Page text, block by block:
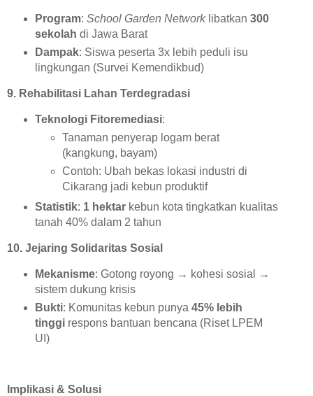
Program: School Garden Networklibatkan 300
sekolah di Jawa Barat
Dampak: Siswa peserta 3x lebih peduli isu
lingkungan (Survei Kemendikbud)
9. Rehabilitasi Lahan Terdegradasi
Teknologi Fitoremediasi:
Tanaman penyerap logam berat
(kangkung, bayam)
Contoh: Ubah bekas lokasi industri di
Cikarang jadi kebun produktif
Statistik: 1 hektarkebun kota tingkatkan kualitas
tanah 40% dalam 2 tahun
10. Jejaring Solidaritas Sosial
Mekanisme: Gotong royong → kohesi sosial →
sistem dukung krisis
Bukti: Komunitas kebun punya 45% lebih
tinggirespons bantuan bencana (Riset LPEM
UI)
Implikasi & Solusi